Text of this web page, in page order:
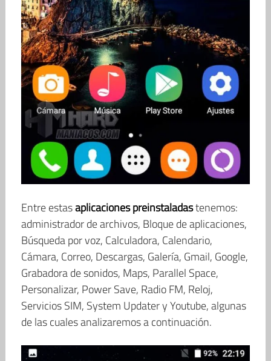
Entre estasaplicaciones preinstaladastenemos:
administrador de archivos, Bloque de aplicaciones,
Búsqueda por voz, Calculadora, Calendario,
Cámara, Correo, Descargas, Galería, Gmail, Google,
Grabadora de sonidos, Maps, Parallel Space,
Personalizar, Power Save, Radio FM, Reloj,
Servicios SIM, System Updater y Youtube, algunas
de las cuales analizaremos a continuación.